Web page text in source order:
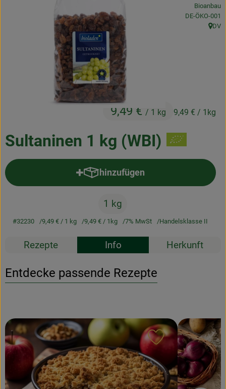
Natukostwaren
Tiernahrung
So geht’s
Über uns
Sultaninen 1 kg (WBI)
9,49 € / 1 kg 9,49 € / 1kg
Bioanbau
, Kontrollstelle:
DE-ÖKO-001
,
DV
hinzufügen
Produkt zum Warenkorb
1 kg
#32230 9,49 €/ 1 kg 9,49 €/ 1kg 7% MwSt Handelsklasse II
Rezepte Info Herkunft
Entdecke passende Rezepte
Rezept zu